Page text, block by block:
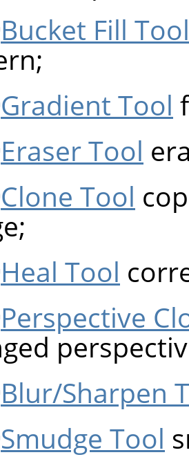
Bucket Fill Tool
Gradient Tool
Eraser Tool
Clone Tool
Heal Tool
Perspective
Blur/Sharpen
Smudge Tool